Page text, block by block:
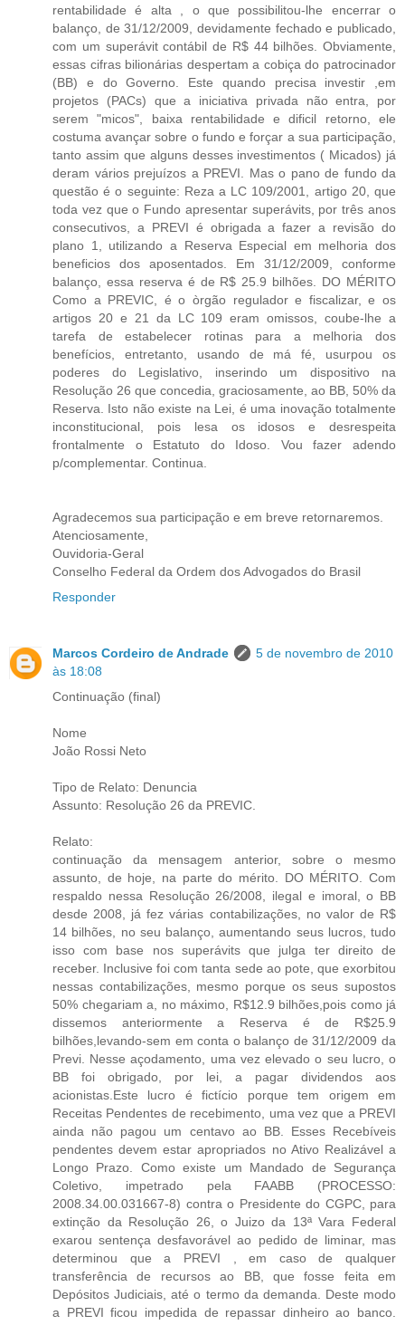
rentabilidade é alta , o que possibilitou-lhe encerrar o
balanço, de 31/12/2009, devidamente fechado e publicado,
com um superávit contábil de R$ 44 bilhões. Obviamente,
essas cifras bilionárias despertam a cobiça do patrocinador
(BB) e do Governo. Este quando precisa investir ,em
projetos (PACs) que a iniciativa privada não entra, por
serem "micos", baixa rentabilidade e dificil retorno, ele
costuma avançar sobre o fundo e forçar a sua participação,
tanto assim que alguns desses investimentos ( Micados) já
deram vários prejuízos a PREVI. Mas o pano de fundo da
questão é o seguinte: Reza a LC 109/2001, artigo 20, que
toda vez que o Fundo apresentar superávits, por três anos
consecutivos, a PREVI é obrigada a fazer a revisão do
plano 1, utilizando a Reserva Especial em melhoria dos
beneficios dos aposentados. Em 31/12/2009, conforme
balanço, essa reserva é de R$ 25.9 bilhões. DO MÉRITO
Como a PREVIC, é o òrgão regulador e fiscalizar, e os
artigos 20 e 21 da LC 109 eram omissos, coube-lhe a
tarefa de estabelecer rotinas para a melhoria dos
benefícios, entretanto, usando de má fé, usurpou os
poderes do Legislativo, inserindo um dispositivo na
Resolução 26 que concedia, graciosamente, ao BB, 50% da
Reserva. Isto não existe na Lei, é uma inovação totalmente
inconstitucional, pois lesa os idosos e desrespeita
frontalmente o Estatuto do Idoso. Vou fazer adendo
p/complementar. Continua.
Agradecemos sua participação e em breve retornaremos.
Atenciosamente,
Ouvidoria-Geral
Conselho Federal da Ordem dos Advogados do Brasil
Responder
Marcos Cordeiro de Andrade
5 de novembro de 2010
às 18:08
Continuação (final)
Nome
João Rossi Neto
Tipo de Relato: Denuncia
Assunto: Resolução 26 da PREVIC.
Relato:
continuação da mensagem anterior, sobre o mesmo
assunto, de hoje, na parte do mérito. DO MÉRITO. Com
respaldo nessa Resolução 26/2008, ilegal e imoral, o BB
desde 2008, já fez várias contabilizações, no valor de R$
14 bilhões, no seu balanço, aumentando seus lucros, tudo
isso com base nos superávits que julga ter direito de
receber. Inclusive foi com tanta sede ao pote, que exorbitou
nessas contabilizações, mesmo porque os seus supostos
50% chegariam a, no máximo, R$12.9 bilhões,pois como já
dissemos anteriormente a Reserva é de R$25.9
bilhões,levando-sem em conta o balanço de 31/12/2009 da
Previ. Nesse açodamento, uma vez elevado o seu lucro, o
BB foi obrigado, por lei, a pagar dividendos aos
acionistas.Este lucro é fictício porque tem origem em
Receitas Pendentes de recebimento, uma vez que a PREVI
ainda não pagou um centavo ao BB. Esses Recebíveis
pendentes devem estar apropriados no Ativo Realizável a
Longo Prazo. Como existe um Mandado de Segurança
Coletivo, impetrado pela FAABB (PROCESSO:
2008.34.00.031667-8) contra o Presidente do CGPC, para
extinção da Resolução 26, o Juizo da 13ª Vara Federal
exarou sentença desfavorável ao pedido de liminar, mas
determinou que a PREVI , em caso de qualquer
transferência de recursos ao BB, que fosse feita em
Depósitos Judiciais, até o termo da demanda. Deste modo
a PREVI ficou impedida de repassar dinheiro ao banco.